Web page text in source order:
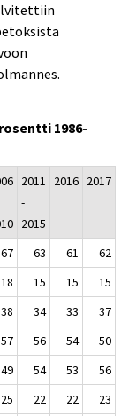
1986-
2011
-
2015
2016 2017
67 63 61
62
18 15 15
15
38 34 33
37
57 56 54
50
49 54 53
56
25 22 22
23